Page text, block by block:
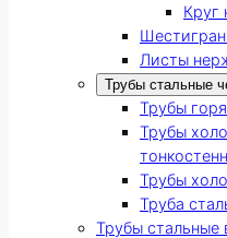
Круг
Листы
Трубы стальные
Трубы
Трубы
Трубы
Труба
Трубы стальные